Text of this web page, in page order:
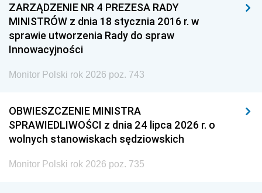
ZARZĄDZENIE NR 4 PREZESA RADY
MINISTRÓW z dnia 18 stycznia 2016 r. w
sprawie utworzenia Rady do spraw
Innowacyjności
Monitor Polski rok 2026 poz. 743
OBWIESZCZENIE MINISTRA
SPRAWIEDLIWOŚCI z dnia 24 lipca 2026 r. o
wolnych stanowiskach sędziowskich
Monitor Polski rok 2026 poz. 735